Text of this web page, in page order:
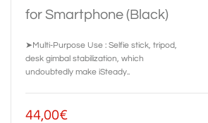
for Smartphone (Black)
➤Multi-Purpose Use : Selfie stick, tripod,
desk gimbal stabilization, which
undoubtedly make iSteady..
44,00€